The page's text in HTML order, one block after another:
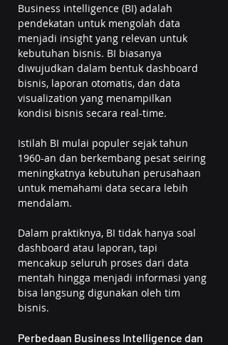
Business intelligence (BI) adalah
pendekatan untuk mengolah data
menjadi insight yang relevan untuk
kebutuhan bisnis. BI biasanya
diwujudkan dalam bentuk dashboard
bisnis, laporan otomatis, dan data
visualization yang menampilkan
kondisi bisnis secara real-time.
Istilah BI mulai populer sejak tahun
1960-an dan berkembang pesat seiring
meningkatnya kebutuhan perusahaan
untuk memahami data secara lebih
mendalam.
Dalam praktiknya, BI tidak hanya soal
dashboard atau laporan, tapi
mencakup seluruh proses dari data
mentah hingga menjadi informasi yang
bisa langsung digunakan oleh tim
bisnis.
Perbedaan Business Intelligence dan